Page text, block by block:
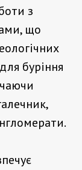
з
що
буріння